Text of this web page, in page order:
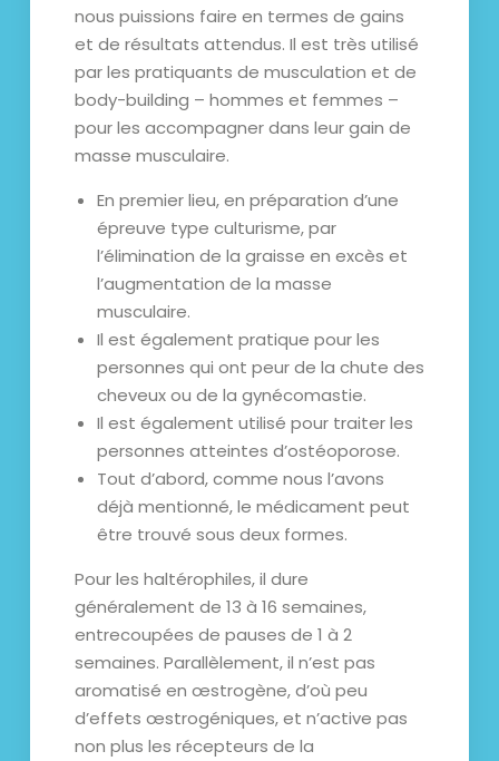
nous puissions faire en termes de gains
et de résultats attendus. Il est très utilisé
par les pratiquants de musculation et de
body-building – hommes et femmes –
pour les accompagner dans leur gain de
masse musculaire.
En premier lieu, en préparation d’une
épreuve type culturisme, par
l’élimination de la graisse en excès et
l’augmentation de la masse
musculaire.
Il est également pratique pour les
personnes qui ont peur de la chute des
cheveux ou de la gynécomastie.
Il est également utilisé pour traiter les
personnes atteintes d’ostéoporose.
Tout d’abord, comme nous l’avons
déjà mentionné, le médicament peut
être trouvé sous deux formes.
Pour les haltérophiles, il dure
généralement de 13 à 16 semaines,
entrecoupées de pauses de 1 à 2
semaines. Parallèlement, il n’est pas
aromatisé en œstrogène, d’où peu
d’effets œstrogéniques, et n’active pas
non plus les récepteurs de la